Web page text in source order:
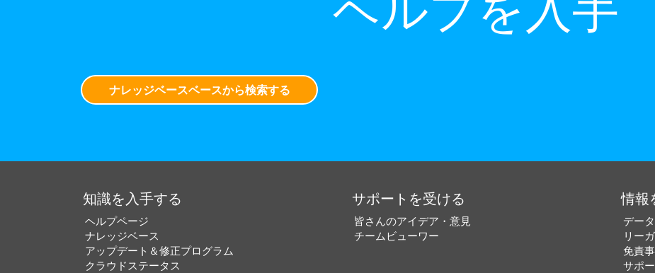
ナレッジベースベースから検索する
知識を入手する
ヘルプページ
ナレッジベース
アップデート＆修正プログラム
クラウドステータス
サポートを受ける
皆さんのアイデア・意見
チームビューワー
情報
デー
リー
免責
サポ